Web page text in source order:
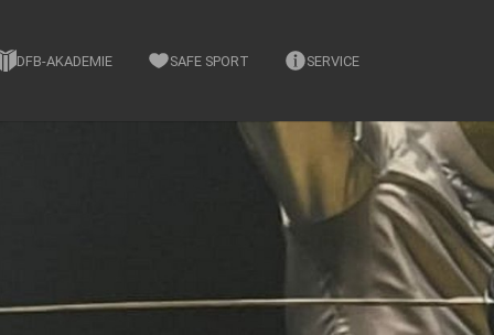
DFB-AKADEMIE SAFE SPORT SERVICE